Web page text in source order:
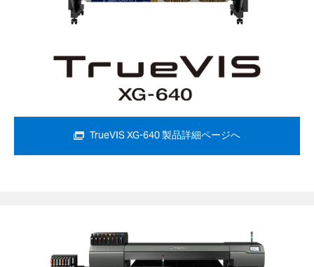
TrueVIS XG-640 製品詳細ページへ